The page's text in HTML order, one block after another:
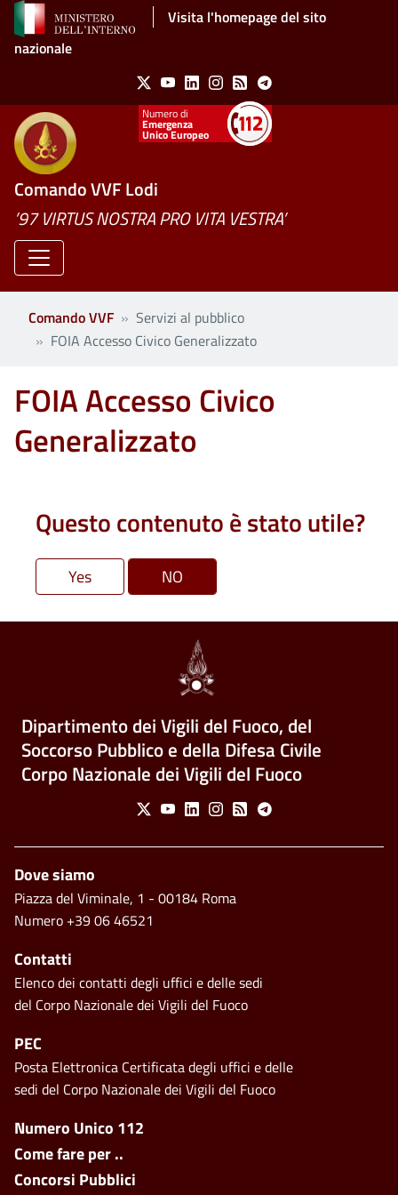
Salta al contenuto principaleVisita l'homepage del sito
nazionale
Social Menu
X YoutubeLinkedinInstagram
Feed Telegram
Emergenza
Unico Europeo
Comando VVF Lodi
’97 VIRTUS NOSTRA PRO VITA VESTRA’
Comando VVF
Servizi al pubblico
FOIA Accesso Civico Generalizzato
FOIA Accesso Civico
Generalizzato
Questo contenuto è stato utile?
Dipartimento dei Vigili del Fuoco, del
Soccorso Pubblico e della Difesa Civile
Corpo Nazionale dei Vigili del Fuoco
Social Menu
X YoutubeLinkedinInstagram
Feed Telegram
Footer side menu
Numero Unico 112
Come fare per ..
Concorsi Pubblici
Piè di pagina
Dove siamo
Piazza del Viminale, 1 - 00184 Roma
Numero +39 06 46521
Contatti
Elenco dei contatti degli uffici e delle sedi
del Corpo Nazionale dei Vigili del Fuoco
PEC
Posta Elettronica Certificata degli uffici e delle
sedi del Corpo Nazionale dei Vigili del Fuoco